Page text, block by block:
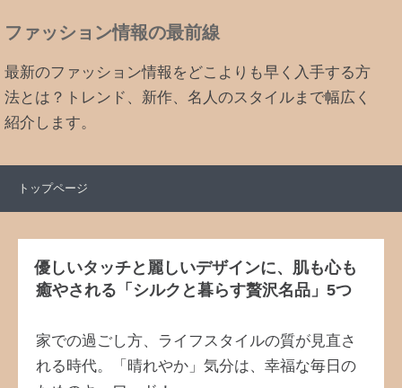
ファッション情報の最前線
最新のファッション情報をどこよりも早く入手する方
法とは？トレンド、新作、名人のスタイルまで幅広く
紹介します。
トップページ
優しいタッチと麗しいデザインに、肌も心も
癒やされる「シルクと暮らす贅沢名品」5つ
家での過ごし方、ライフスタイルの質が見直さ
れる時代。「晴れやか」気分は、幸福な毎日の